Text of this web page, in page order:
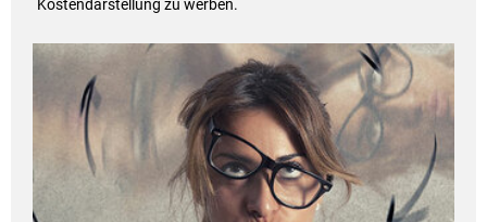
Kostendarstellung zu werben.